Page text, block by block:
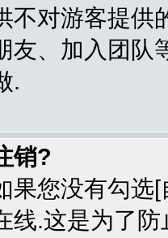
不对游客提供
友、加入团
.
销?
果您没有勾选
线.这是为了